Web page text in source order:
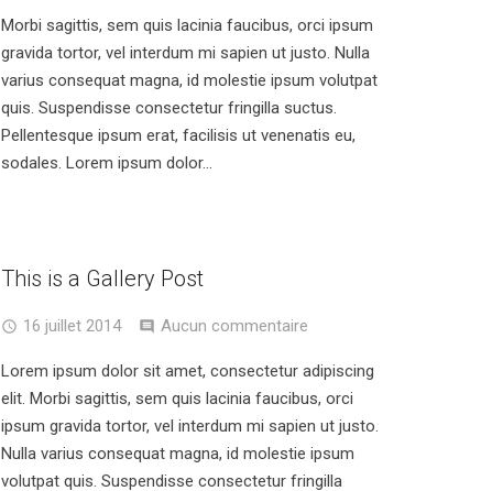
Morbi sagittis, sem quis lacinia faucibus, orci ipsum
gravida tortor, vel interdum mi sapien ut justo. Nulla
varius consequat magna, id molestie ipsum volutpat
quis. Suspendisse consectetur fringilla suctus.
Pellentesque ipsum erat, facilisis ut venenatis eu,
sodales. Lorem ipsum dolor…
This is a Gallery Post
16 juillet 2014 Aucun commentaire
Lorem ipsum dolor sit amet, consectetur adipiscing
elit. Morbi sagittis, sem quis lacinia faucibus, orci
ipsum gravida tortor, vel interdum mi sapien ut justo.
Nulla varius consequat magna, id molestie ipsum
volutpat quis. Suspendisse consectetur fringilla